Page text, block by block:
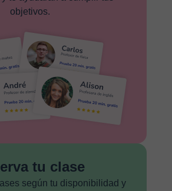
objetivos.
tu clase
según tu disponibilidad y